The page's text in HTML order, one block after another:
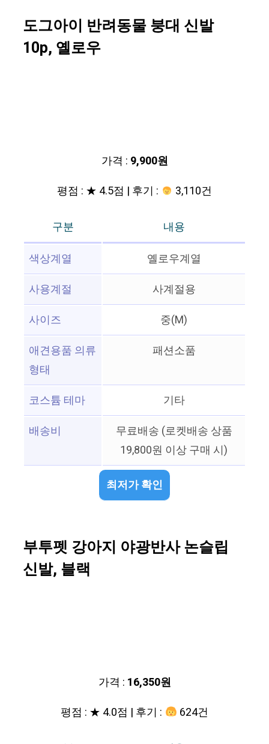
도그아이 반려동물 붕대 신발
10p, 옐로우
가격 : 9,900원
평점 : ★ 4.5점 | 후기 :
3,110건
구분
내용
색상계열
옐로우계열
사용계절
사계절용
사이즈
중(M)
애견용품 의류
형태
패션소품
코스튬 테마
기타
배송비
무료배송 (로켓배송 상품
19,800원 이상 구매 시)
최저가 확인
부투펫 강아지 야광반사 논슬립
신발, 블랙
가격 : 16,350원
평점 : ★ 4.0점 | 후기 :
624건